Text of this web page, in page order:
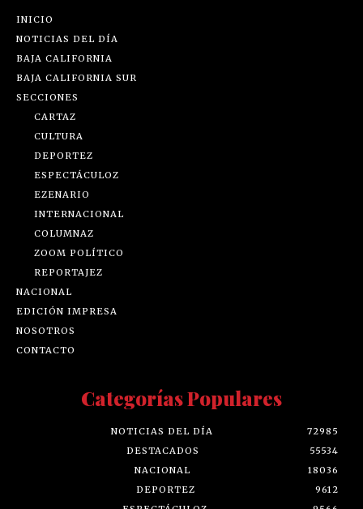
INICIO
NOTICIAS DEL DÍA
BAJA CALIFORNIA
BAJA CALIFORNIA SUR
SECCIONES
CARTAZ
CULTURA
DEPORTEZ
ESPECTÁCULOZ
EZENARIO
INTERNACIONAL
COLUMNAZ
ZOOM POLÍTICO
REPORTAJEZ
NACIONAL
EDICIÓN IMPRESA
NOSOTROS
CONTACTO
Categorías Populares
NOTICIAS DEL DÍA
72985
DESTACADOS
55534
NACIONAL
18036
DEPORTEZ
9612